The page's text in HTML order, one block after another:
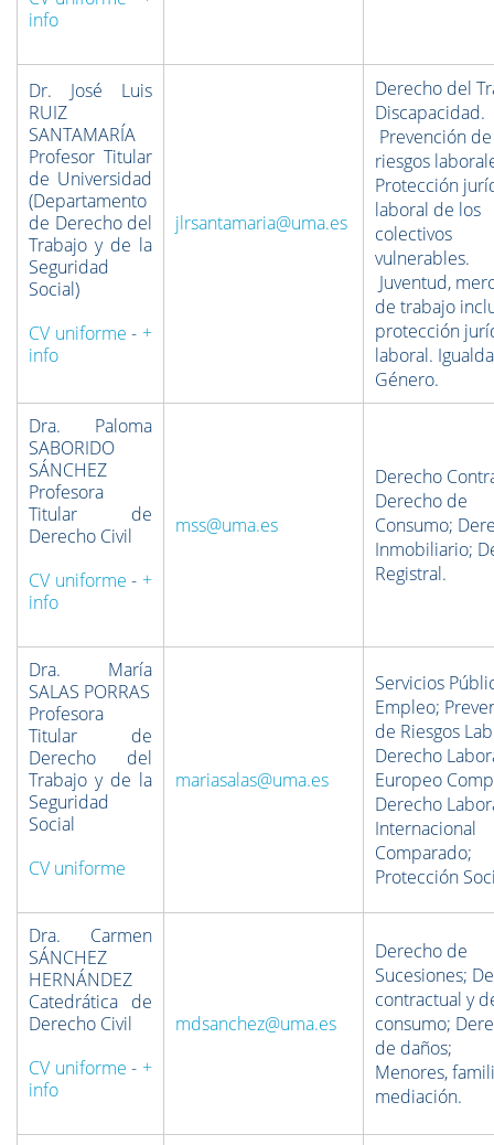
info
Dr. José Luis
RUIZ
SANTAMARÍA
Profesor Titular
de Universidad
(Departamento
de Derecho del
Trabajo y de la
Seguridad
Social)
CV uniforme - +
info
jlrsantamaria@uma.es
Derecho del
Discapacidad.
Prevención de
riesgos
Protección
laboral de los
colectivos
vulnerables.
Juventud,
de trabajo
protección
laboral.
Género.
Dra. Paloma
SABORIDO
SÁNCHEZ
Profesora
Titular de
Derecho Civil
CV uniforme - +
info
mss@uma.es
Derecho
Derecho de
Consumo;
Inmobiliario;
Registral.
Dra. María
SALAS PORRAS
Profesora
Titular de
Derecho del
Trabajo y de la
Seguridad
Social
CV uniforme
mariasalas@uma.es
Servicios
Empleo;
de Riesgos
Derecho
Europeo
Derecho
Internacional
Comparado;
Protección
Dra. Carmen
SÁNCHEZ
HERNÁNDEZ
Catedrática de
Derecho Civil
CV uniforme - +
info
mdsanchez@uma.es
Derecho de
Sucesiones;
contractual y
consumo;
de daños;
Menores,
mediación.